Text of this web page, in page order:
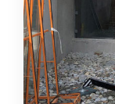
Nos Formules